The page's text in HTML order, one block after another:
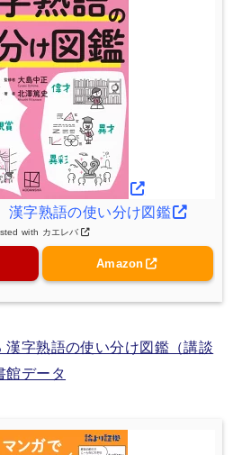
字熟語の使い分け図鑑
with カエレバ
Amazon
漢字熟語の使い分け図鑑（講談
館データ